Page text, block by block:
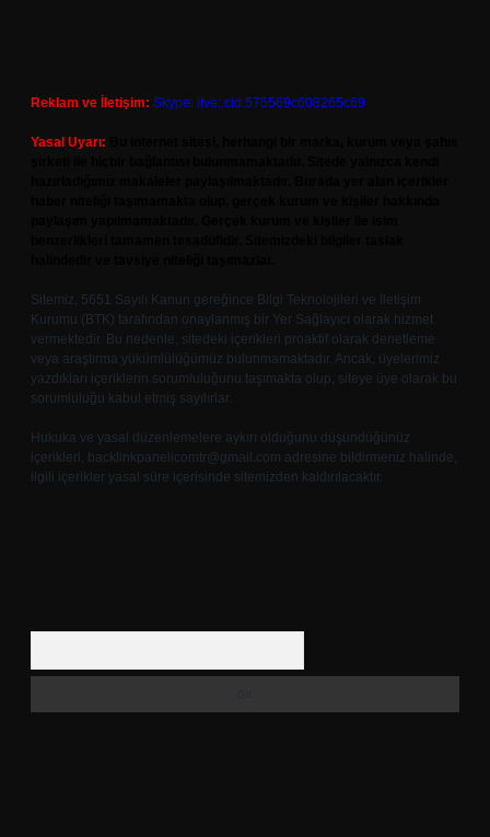
Reklam ve İletişim: Skype: live:.cid.575569c608265c69
Yasal Uyarı:
Sitemiz, 5651 Sayılı Kanun gereğince Bilgi Teknolojileri ve İletişim
Kurumu (BTK) tarafından onaylanmış bir Yer Sağlayıcı olarak hizmet
vermektedir. Bu nedenle, sitedeki içerikleri proaktif olarak denetleme
veya araştırma yükümlülüğümüz bulunmamaktadır. Ancak, üyelerimiz
yazdıkları içeriklerin sorumluluğunu taşımakta olup, siteye üye olarak bu
sorumluluğu kabul etmiş sayılırlar.
Hukuka ve yasal düzenlemelere aykırı olduğunu düşündüğünüz
içerikleri, backlinkpanelicomtr@gmail.com adresine bildirmeniz halinde,
ilgili içerikler yasal süre içerisinde sitemizden kaldırılacaktır.